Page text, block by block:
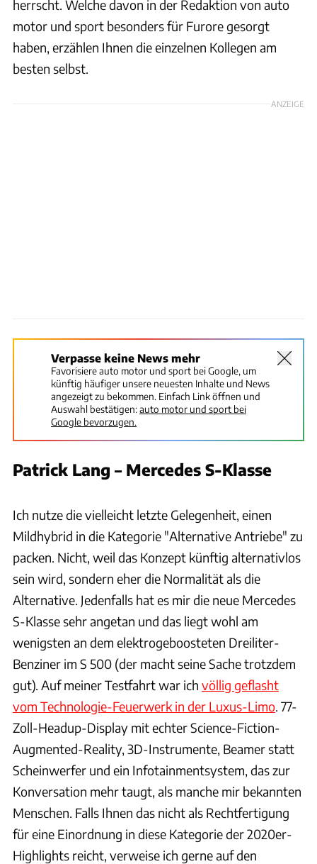
herrscht. Welche davon in der Redaktion von auto
motor und sport besonders für Furore gesorgt
haben, erzählen Ihnen die einzelnen Kollegen am
besten selbst.
ANZEIGE
Verpasse keine News mehr
Favorisiere auto motor und sport bei Google, um
künftig häufiger unsere neuesten Inhalte und News
angezeigt zu bekommen. Einfach Link öffnen und
Auswahl bestätigen:auto motor und sport bei
Google bevorzugen.
Patrick Lang – Mercedes S-Klasse
Hersteller / Patrick Lang
Ich nutze die vielleicht letzte Gelegenheit, einen
Mildhybrid in die Kategorie "Alternative Antriebe" zu
packen. Nicht, weil das Konzept künftig alternativlos
sein wird, sondern eher die Normalität als die
Alternative. Jedenfalls hat es mir die neue Mercedes
S-Klasse sehr angetan und das liegt wohl am
wenigsten an dem elektrogeboosteten Dreiliter-
Benziner im S 500 (der macht seine Sache trotzdem
gut). Auf meiner Testfahrt war ich völlig geflasht
vom Technologie-Feuerwerk in der Luxus-Limo. 77-
Zoll-Headup-Display mit echter Science-Fiction-
Augmented-Reality, 3D-Instrumente, Beamer statt
Scheinwerfer und ein Infotainmentsystem, das zur
Konversation mehr taugt, als manche mir bekannten
Menschen. Falls Ihnen das nicht als Rechtfertigung
für eine Einordnung in diese Kategorie der 2020er-
Highlights reicht, verweise ich gerne auf den